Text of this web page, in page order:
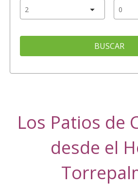
BUSCAR
Los Patios de
desde el